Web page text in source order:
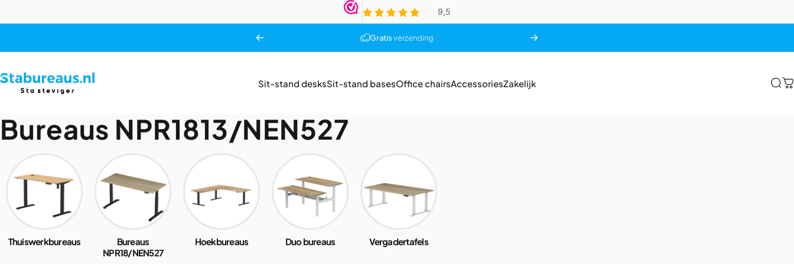
Gratisverzending
Stabureaus.nl Sit-stand desksSit-stand basesOffice chairsAccessoriesZakelijk
Bureaus NPR1813/NEN527
Thuiswerkbureaus
Bureaus
NPR18/NEN527
Hoekbureaus Duo bureaus Vergadertafels